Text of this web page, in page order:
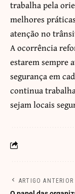
trabalha pela
melhores
atenção no
A ocorrência
estarem sempre
segurança em
continua
sejam locais
ARTIGO ANTERIOR